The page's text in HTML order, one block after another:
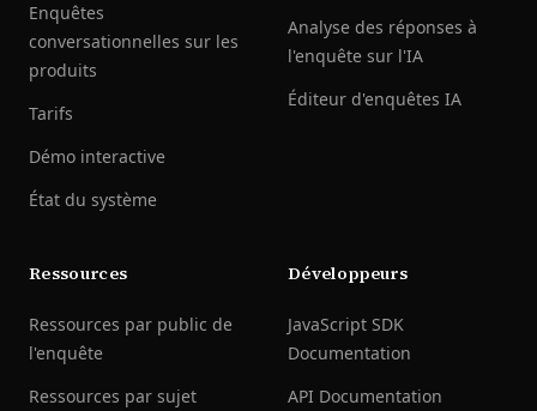
Enquêtes
conversationnelles sur les
produits
Tarifs
Démo interactive
État du système
Analyse des réponses à
l'enquête sur l'IA
Éditeur d'enquêtes IA
Ressources
Ressources par public de
l'enquête
Ressources par sujet
Développeurs
JavaScript SDK
Documentation
API Documentation